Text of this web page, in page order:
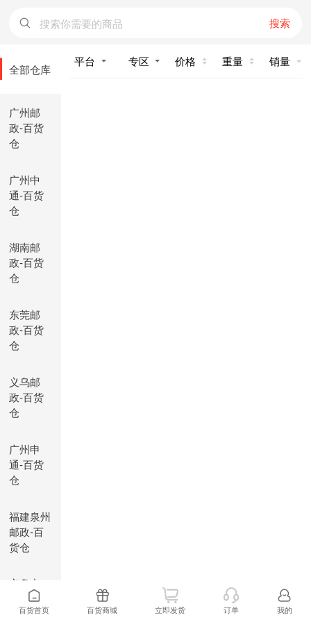
搜索
全部仓库
广州邮
政-百货
仓
广州中
通-百货
仓
湖南邮
政-百货
仓
东莞邮
政-百货
仓
义乌邮
政-百货
仓
广州申
通-百货
仓
福建泉州
邮政-百
货仓
义乌中
通-百货
仓
价格 重量 销量
百货首页 百货商城 立即发货 订单 我的